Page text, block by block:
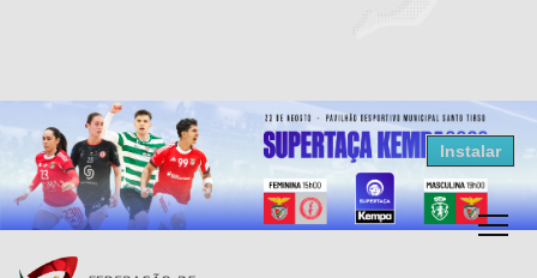
Resultados Andebol
Federação de Andebol de Portugal
Grátis - Disponivel na Play Store
Instalar